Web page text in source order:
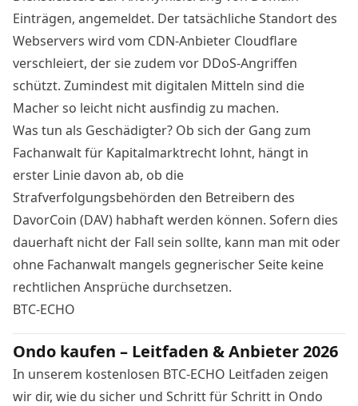
Einträgen, angemeldet. Der tatsächliche Standort des
Webservers wird vom CDN-Anbieter Cloudflare
verschleiert, der sie zudem vor DDoS-Angriffen
schützt. Zumindest mit digitalen Mitteln sind die
Macher so leicht nicht ausfindig zu machen.
Was tun als Geschädigter? Ob sich der Gang zum
Fachanwalt für Kapitalmarktrecht lohnt, hängt in
erster Linie davon ab, ob die
Strafverfolgungsbehörden den Betreibern des
DavorCoin (DAV) habhaft werden können. Sofern dies
dauerhaft nicht der Fall sein sollte, kann man mit oder
ohne Fachanwalt mangels gegnerischer Seite keine
rechtlichen Ansprüche durchsetzen.
BTC-ECHO
Ondo kaufen – Leitfaden & Anbieter 2026
In unserem kostenlosen BTC-ECHO Leitfaden zeigen
wir dir, wie du sicher und Schritt für Schritt in Ondo